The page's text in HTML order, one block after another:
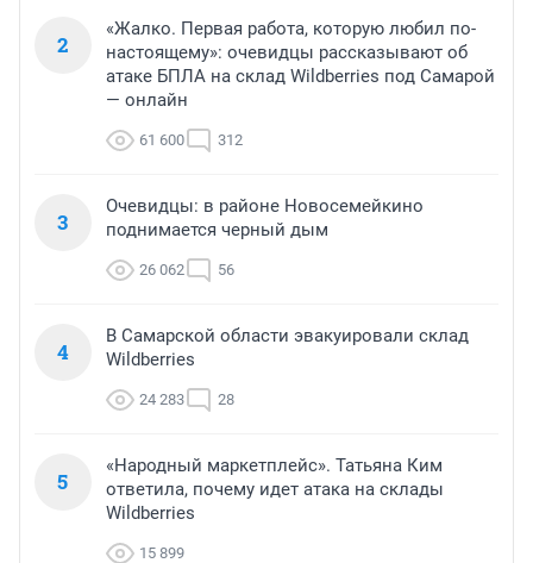
2
«Жалко. Первая работа, которую любил по-
настоящему»: очевидцы рассказывают об
атаке БПЛА на склад Wildberries под Самарой
— онлайн
61 600 312
3
Очевидцы: в районе Новосемейкино
поднимается черный дым
26 062 56
4
В Самарской области эвакуировали склад
Wildberries
24 283 28
5
«Народный маркетплейс». Татьяна Ким
ответила, почему идет атака на склады
Wildberries
15 899